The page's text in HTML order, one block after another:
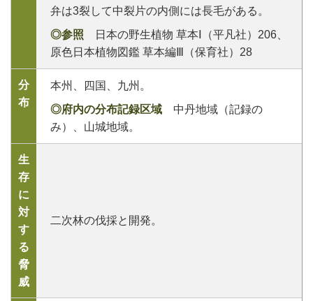
弁は3裂して中裂片の内側には長毛がある。
◎参照 日本の野生植物 草本Ⅰ（平凡社）206、
原色日本植物図鑑 草本編Ⅲ（保育社）28
分
布
本州、四国、九州。
◎府内の分布記録区域 中丹地域（記録の
み）、山城地域。
生
存
に
対
す
る
脅
威
二次林の伐採と開発。